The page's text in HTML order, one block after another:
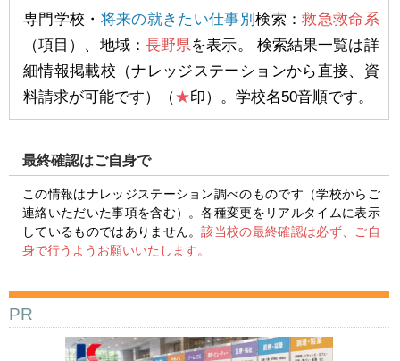
専門学校・ 将来の就きたい仕事別検索：救急救命系
（項目）、地域： 長野県を表示。 検索結果一覧は詳
細情報掲載校（ナレッジステーションから直接、資
料請求が可能です）（★印）。学校名50音順です。
最終確認はご自身で
この情報はナレッジステーション調べのものです（学校からご
連絡いただいた事項を含む）。各種変更をリアルタイムに表示
しているものではありません。該当校の最終確認は必ず、ご自
身で行うようお願いいたします。
PR